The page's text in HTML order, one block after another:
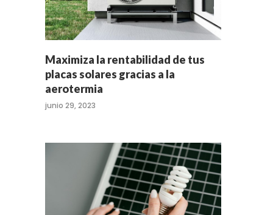
Maximiza la rentabilidad de tus
placas solares gracias a la
aerotermia
junio 29, 2023